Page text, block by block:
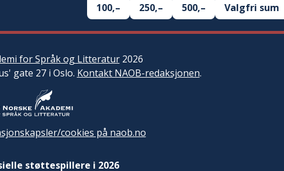
100,– 250,– 500,– Valgfri sum
for Språk og Litteratur2026
gate 27 i Oslo. Kontakt NAOB-redaksjonen.
cookies på naob.no
støttespillere i 2026